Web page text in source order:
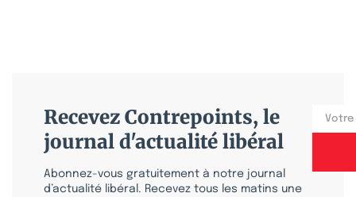
Recevez Contrepoints, le
journal d'actualité libéral
Abonnez-vous gratuitement à notre journal
d’actualité libéral. Recevez tous les matins une